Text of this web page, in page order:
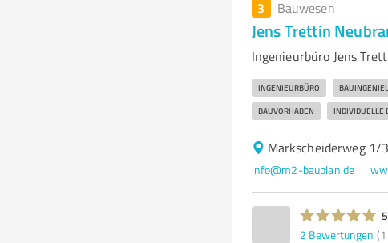
3 Bauwesen
Jens Trettin
Ingenieurbüro Jens
INGENIEURBÜRO
BAUVORHABEN INDIVIDUELLE
Markscheiderweg 1/
info@m2-bauplan.de
2 Bewertungen